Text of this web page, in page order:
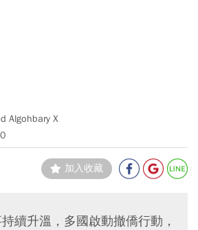
Algohbary X
加入收藏
續升溫，多國啟動撤僑行動，